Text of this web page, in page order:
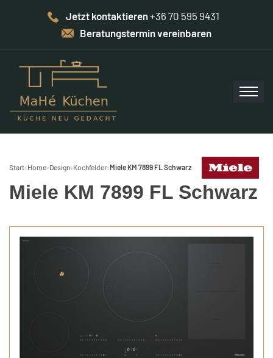
Jetzt kontaktieren+36 70 595 9431
Beratungstermin vereinbaren
Start› Home-Design› Kochfelder›Miele KM 7899 FL Schwarz
Miele KM 7899 FL Schwarz